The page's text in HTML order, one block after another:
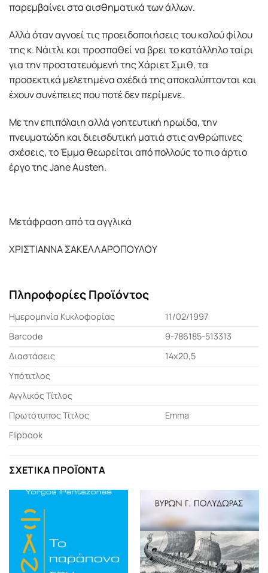
παρεμβαίνει στα αισθηματικά των άλλων.
Αλλά όταν αγνοεί τις προειδοποιήσεις του καλού φίλου
της κ. Νάιτλι και προσπαθεί να βρει το κατάλληλο ταίρι
για την προστατευόμενή της Χάριετ Σμιθ, τα
προσεκτικά μελετημένα σχέδιά της αποκαλύπτονται και
έχουν συνέπειες που ποτέ δεν περίμενε.
Με την επιπόλαιη αλλά γοητευτική ηρωίδα, την
πνευματώδη και διεισδυτική ματιά στις ανθρώπινες
σχέσεις, το Έμμα θεωρείται από πολλούς το πιο άρτιο
έργο της Jane Austen.
Μετάφραση από τα αγγλικά
ΧΡΙΣΤΙΑΝΝΑ ΣΑΚΕΛΛΑΡΟΠΟΥΛΟΥ
Πληροφορίες Προϊόντος
Ημερομηνία Κυκλοφορίας
11/02/1997
Barcode
9-786185-513313
Διαστάσεις
14x20,5
Υπότιτλος
Αγγλικός Τίτλος
Πρωτότυπος Τίτλος
Emma
Flipbook
ΣΧΕΤΙΚΆ ΠΡΟΪΌΝΤΑ